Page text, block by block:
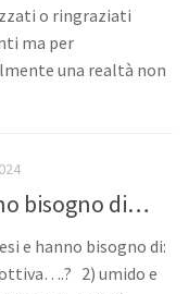
o ringraziati
ma per
una realtà non
bisogno di…
e hanno bisogno di:
2) umido e